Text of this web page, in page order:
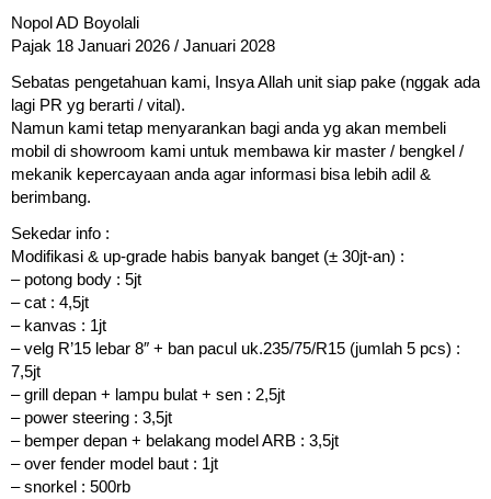
Nopol AD Boyolali
Pajak 18 Januari 2026 / Januari 2028
Sebatas pengetahuan kami, Insya Allah unit siap pake (nggak ada
lagi PR yg berarti / vital).
Namun kami tetap menyarankan bagi anda yg akan membeli
mobil di showroom kami untuk membawa kir master / bengkel /
mekanik kepercayaan anda agar informasi bisa lebih adil &
berimbang.
Sekedar info :
Modifikasi & up-grade habis banyak banget (± 30jt-an) :
– potong body : 5jt
– cat : 4,5jt
– kanvas : 1jt
– velg R’15 lebar 8″ + ban pacul uk.235/75/R15 (jumlah 5 pcs) :
7,5jt
– grill depan + lampu bulat + sen : 2,5jt
– power steering : 3,5jt
– bemper depan + belakang model ARB : 3,5jt
– over fender model baut : 1jt
– snorkel : 500rb